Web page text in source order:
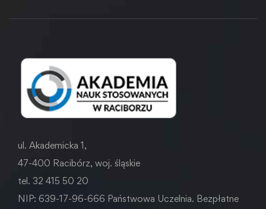
ul. Akademicka 1,
47-400 Racibórz, woj. śląskie
tel. 32 415 50 20
NIP: 639-17-96-666 Państwowa Uczelnia. Bezpłatne